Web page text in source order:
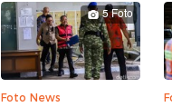
5 Foto
Foto News